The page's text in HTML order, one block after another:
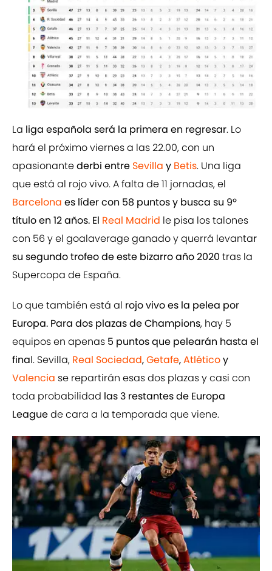
La liga española será la primera en regresar. Lo
hará el próximo viernes a las 22.00, con un
apasionantederbi entre Sevilla y Betis. Una liga
que está al rojo vivo. A falta de 11 jornadas, el
Barcelona es líder con 58 puntos y busca su 9º
título en 12 años. El Real Madrid le pisa los talones
con 56 y el goalaverage ganado y querrá levantar
su segundo trofeo de este bizarro año 2020 tras la
Supercopa de España.
Lo que también está al rojo vivo es la pelea por
Europa. Para dos plazas de Champions, hay 5
equipos en apenas 5 puntos que pelearán hasta el
final. Sevilla, Real Sociedad,Getafe,Atléticoy
Valencia se repartirán esas dos plazas y casi con
toda probabilidad las 3 restantes de Europa
Leaguede cara a la temporada que viene.